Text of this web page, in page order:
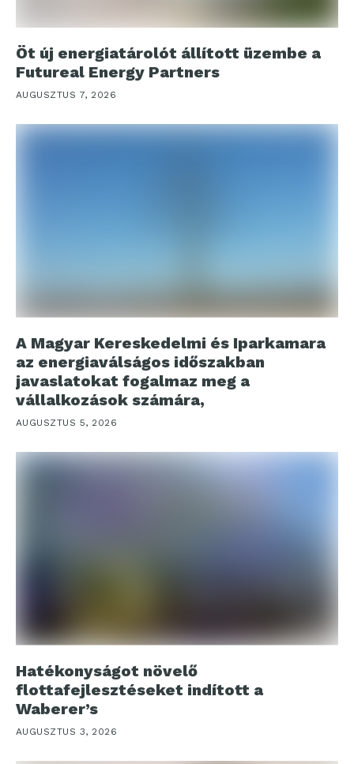
Öt új energiatárolót állított üzembe a
Futureal Energy Partners
AUGUSZTUS 7, 2026
A Magyar Kereskedelmi és Iparkamara
az energiaválságos időszakban
javaslatokat fogalmaz meg a
vállalkozások számára,
AUGUSZTUS 5, 2026
Hatékonyságot növelő
flottafejlesztéseket indított a
Waberer’s
AUGUSZTUS 3, 2026